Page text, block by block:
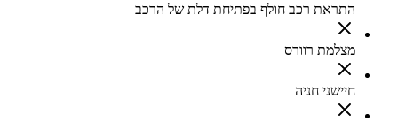
התראת רכב חולף בפתיחת דלת של הרכב
מצלמת רוורס
חיישני חניה